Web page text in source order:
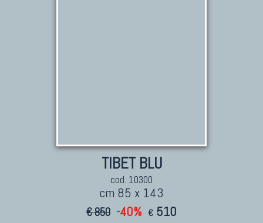
TIBET BLU
cod. 10300
cm 85 x 143
€ 850 -40% € 510